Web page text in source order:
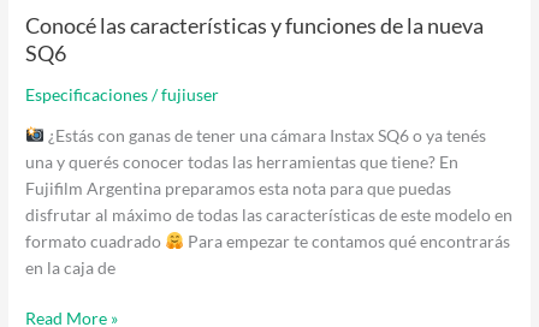
Conocé las características y funciones de la nueva
SQ6
Especificaciones/fujiuser
¿Estás con ganas de tener una cámara Instax SQ6 o ya tenés
una y querés conocer todas las herramientas que tiene? En
Fujifilm Argentina preparamos esta nota para que puedas
disfrutar al máximo de todas las características de este modelo en
formato cuadrado
Para empezar te contamos qué encontrarás
en la caja de
Read More »